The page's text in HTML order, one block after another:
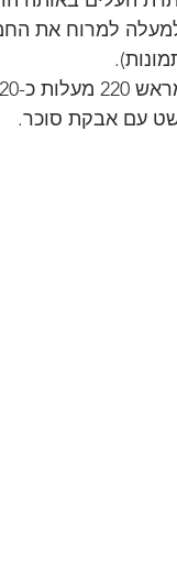
למרוח את
להזהבה.
עם אבקת סוכר.